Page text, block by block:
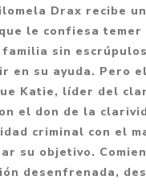
Drax recibe
le confiesa temer
familia sin
en su ayuda. Pero
Katie, líder del
el don de la
criminal con el
su objetivo.
desenfrenada,